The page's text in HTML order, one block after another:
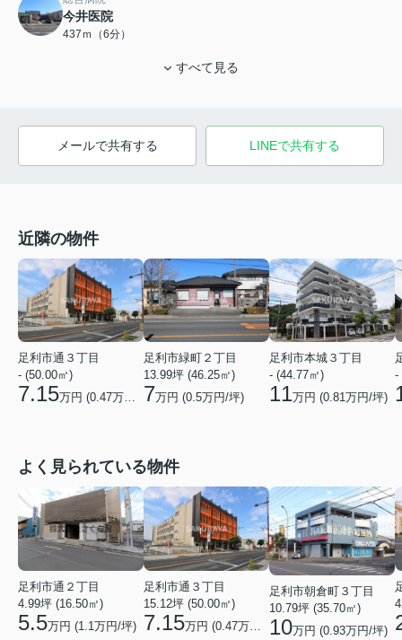
今井医院
437ｍ（6分）
すべて見る
メールで共有する LINEで共有する
近隣の物件
足利市通３丁目
- (50.00㎡)
7.15万円 (0.47万円/坪)
足利市緑町２丁目
13.99坪 (46.25㎡)
7万円 (0.5万円/坪)
足利市本城３丁目
- (44.77㎡)
11万円 (0.81万円/坪)
-
よく見られている物件
足利市通２丁目
4.99坪 (16.50㎡)
5.5万円 (1.1万円/坪)
足利市通３丁目
15.12坪 (50.00㎡)
7.15万円 (0.47万円/坪)
足利市朝倉町３丁目
10.79坪 (35.70㎡)
10万円 (0.93万円/坪)